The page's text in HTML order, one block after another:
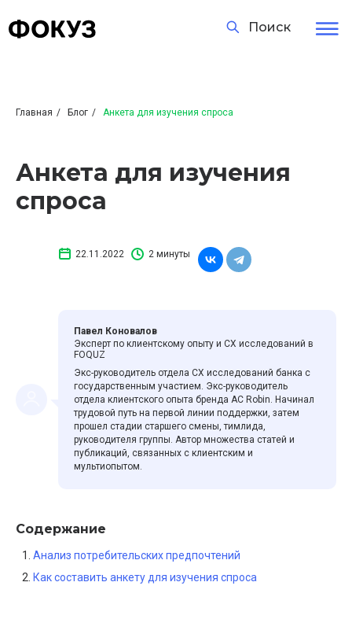
Поиск
Главная / Блог / Анкета для изучения спроса
Анкета для изучения
спроса
2 минуты
22.11.2022
Павел Коновалов
Эксперт по клиентскому опыту и CХ исследований в
FOQUZ
Экс-руководитель отдела CХ исследований банка с
государственным участием. Экс-руководитель
отдела клиентского опыта бренда AC Robin. Начинал
трудовой путь на первой линии поддержки, затем
прошел стадии старшего смены, тимлида,
руководителя группы. Автор множества статей и
публикаций, связанных с клиентским и
мультиопытом.
Содержание
Анализ потребительских предпочтений
Как составить анкету для изучения спроса